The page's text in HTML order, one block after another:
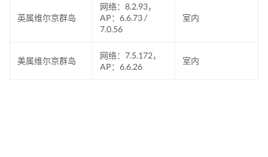
英属维尔京群岛
网络：8.2.93，
AP：6.6.73 /
7.0.56
室内
美属维尔京群岛
网络：7.5.172，
AP：6.6.26
室内